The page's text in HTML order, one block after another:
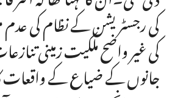
کی رجسٹریشن کے نظام کی عدم
کی غیر واضح ملکیت زمینی
جانوں کے ضیاع کے واقعات